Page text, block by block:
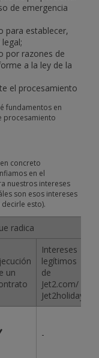
de emergencia
para establecer,
por razones de
a la ley de la
el procesamiento
fundamentos en
procesamiento
concreto
en el
nuestros intereses
son esos intereses
esto).
radica
un
Intereses
legítimos
de
Jet2.com/
Jet2holidays
-